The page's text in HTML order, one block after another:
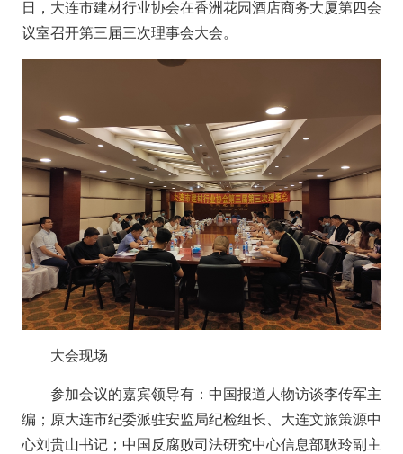
日，大连市建材行业协会在香洲花园酒店商务大厦第四会
议室召开第三届三次理事会大会。
大会现场
参加会议的嘉宾领导有：中国报道人物访谈李传军主
编；原大连市纪委派驻安监局纪检组长、大连文旅策源中
心刘贵山书记；中国反腐败司法研究中心信息部耿玲副主